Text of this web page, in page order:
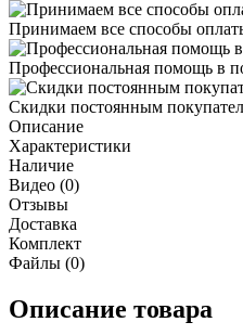
Принимаем все способы
Профессиональная помощь в
Скидки постоянным
Описание
Характеристики
Наличие
Видео (0)
Отзывы
Доставка
Комплект
Файлы (0)
Описание товара